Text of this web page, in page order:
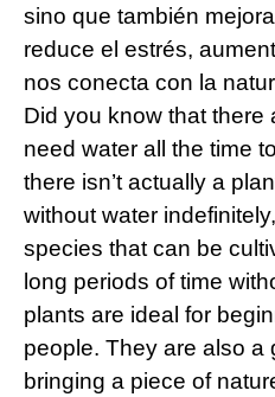
sino que también
reduce el estrés,
nos conecta con la
Did you know that there
need water all the time
there isn’t actually a
without water
species that can be
long periods of time
plants are ideal for
people. They are also a
bringing a piece of